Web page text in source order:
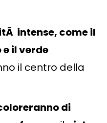
intense, come il
il verde
il centro della
di